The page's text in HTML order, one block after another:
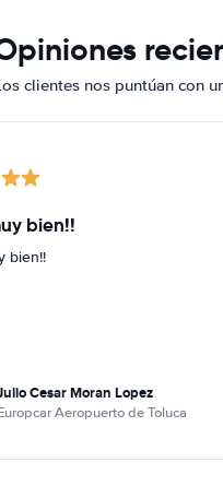
clientes nos puntúan con
bien!!
bien!!
Cesar Moran Lopez
Aeropuerto de Toluca